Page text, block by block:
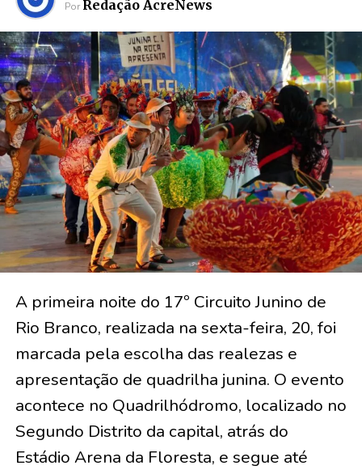
Por Redação AcreNews
A primeira noite do 17º Circuito Junino de
Rio Branco, realizada na sexta-feira, 20, foi
marcada pela escolha das realezas e
apresentação de quadrilha junina. O evento
acontece no Quadrilhódromo, localizado no
Segundo Distrito da capital, atrás do
Estádio Arena da Floresta, e segue até